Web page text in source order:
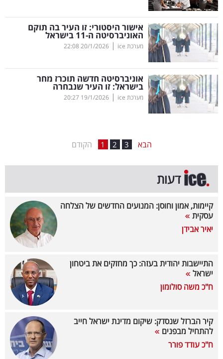
רכב
בריאות
תרבות
ופנאי
תיירות
המילון
הכלכלי
פודקאסט
40
אישור היסטורי: זו העיר בה תוקם
האוניברסיטה ה-11 בישראל
מערכת ice |
20/1/2026
22:08
אוניברסיטה חדשה תוכרז מחר
בישראל: זו העיר שנבחרה
מערכת ice |
19/1/2026
20:27
הקודם 1 2 3 הבא
דעות
קיימות, אמון וחוסן: המנועים החדשים של הצלחה
עסקית
יאיר אבידן
התיישבות יהודית בעזה: כך מחזקים את ביטחון
ישראל
ח"כ משה סולומון
קיר הברזל שנסדק: שיקום מדינת ישראל חייב
להתחיל מבפנים
ח"כ עודד פורר